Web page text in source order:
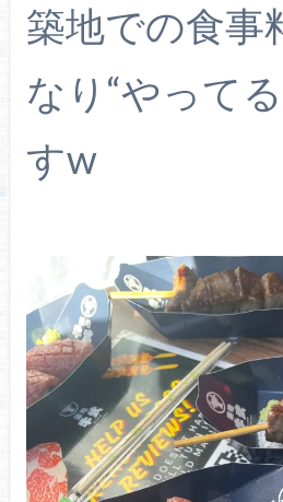
築地での食事
なり“やって
すw